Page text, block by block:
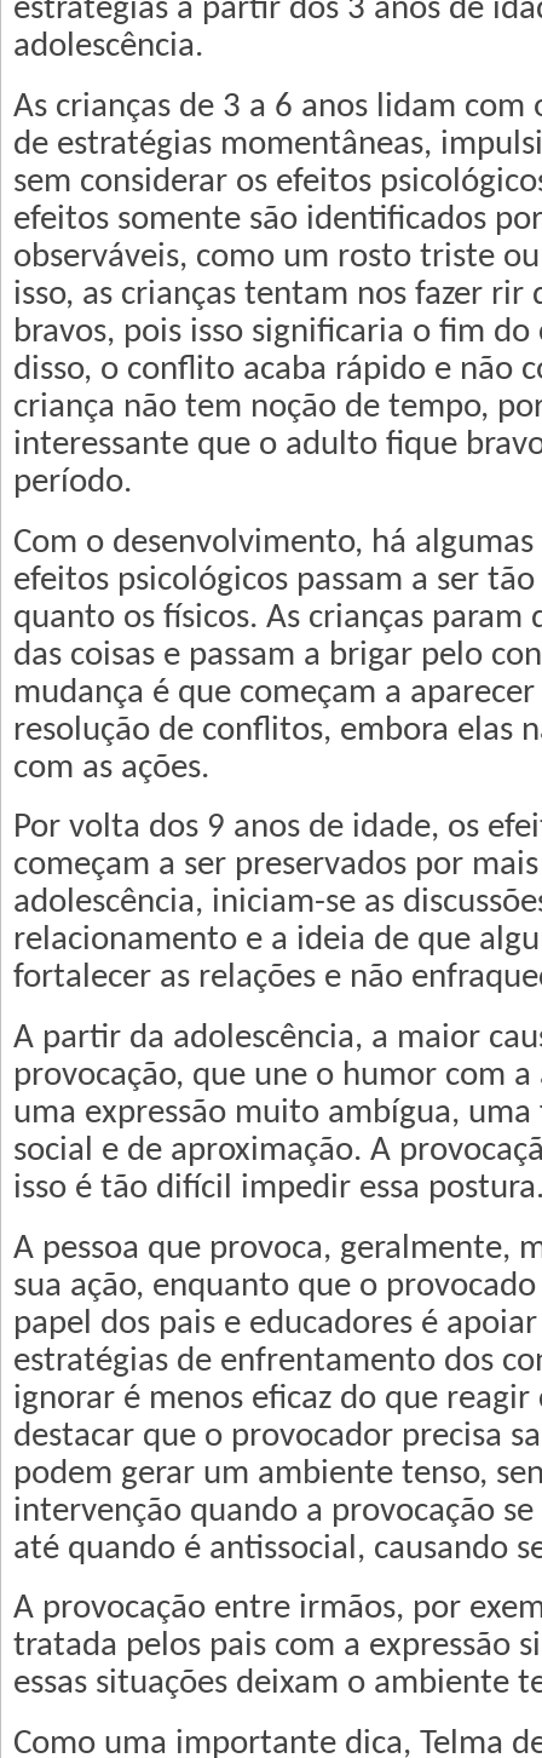
estratégias a partir dos 3 anos de
adolescência.
As crianças de 3 a 6 anos lidam
de estratégias momentâneas,
sem considerar os efeitos
efeitos somente são identificados
observáveis, como um rosto triste
isso, as crianças tentam nos fazer rir
bravos, pois isso significaria o fim
disso, o conflito acaba rápido e não
criança não tem noção de tempo,
interessante que o adulto fique
período.
Com o desenvolvimento, há algumas
efeitos psicológicos passam a ser
quanto os físicos. As crianças param
das coisas e passam a brigar pelo
mudança é que começam a
resolução de conflitos, embora elas
com as ações.
Por volta dos 9 anos de idade, os
começam a ser preservados por
adolescência, iniciam-se as
relacionamento e a ideia de que
fortalecer as relações e não
A partir da adolescência, a maior
provocação, que une o humor com a
uma expressão muito ambígua,
social e de aproximação. A
isso é tão difícil impedir essa
A pessoa que provoca, geralmente,
sua ação, enquanto que o
papel dos pais e educadores é
estratégias de enfrentamento dos
ignorar é menos eficaz do que reagir
destacar que o provocador precisa
podem gerar um ambiente tenso,
intervenção quando a provocação
até quando é antissocial, causando
A provocação entre irmãos, por
tratada pelos pais com a expressão
essas situações deixam o ambiente
Como uma importante dica, Telma